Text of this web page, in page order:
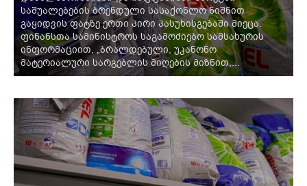
საშუალებების ბრენდული სასაქონლო ნიშნით
გაყიდვის ფატზე ერთი პირი პასუხისგებაში მიეცა.
ფინანსთა სამინისტროს საგამოძიებო სამსახურის
ინფორმაციით, „ბრალდებული, უკანონო
მატერიალური სარგებლის მიღების მიზნით,...